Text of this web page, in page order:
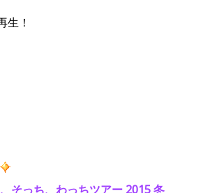
生！
そっち、わっちツアー 2015 冬